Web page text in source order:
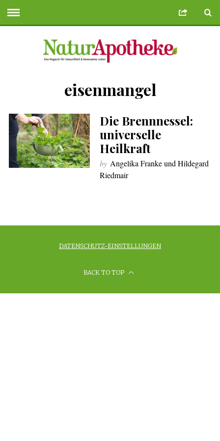
Bonusu Veren SitelerDeneme Bonusu Veren Siteler
eisenmangel
Die Brennnessel:
universelle
Heilkraft
by Angelika Franke und Hildegard
Riedmair
DATENSCHUTZ-EINSTELLUNGEN
BACK TO TOP